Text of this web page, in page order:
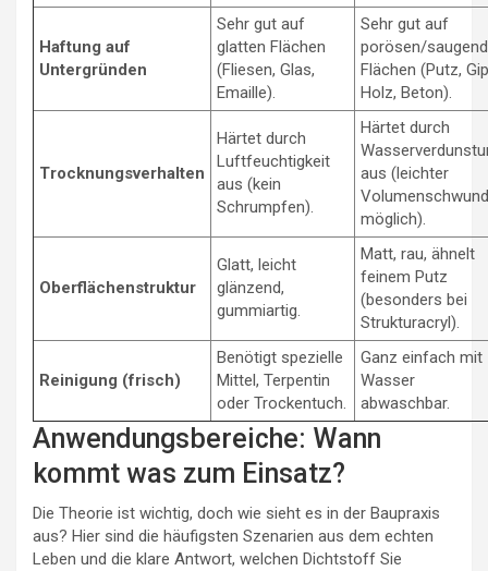
Haftung auf
Untergründen
Sehr gut auf
glatten Flächen
(Fliesen, Glas,
Emaille).
Sehr gut auf
porösen/
Flächen (Putz,
Holz, Beton).
Trocknungsverhalten
Härtet durch
Luftfeuchtigkeit
aus (kein
Schrumpfen).
Härtet durch
aus (leichter
Volumenschwund
möglich).
Oberflächenstruktur
Glatt, leicht
glänzend,
gummiartig.
Matt, rau, ähnelt
feinem Putz
(besonders bei
Strukturacryl).
Reinigung (frisch)
Benötigt spezielle
Mittel, Terpentin
oder Trockentuch.
Ganz einfach mit
Wasser
abwaschbar.
Anwendungsbereiche: Wann
kommt was zum Einsatz?
Die Theorie ist wichtig, doch wie sieht es in der Baupraxis
aus? Hier sind die häufigsten Szenarien aus dem echten
Leben und die klare Antwort, welchen Dichtstoff Sie